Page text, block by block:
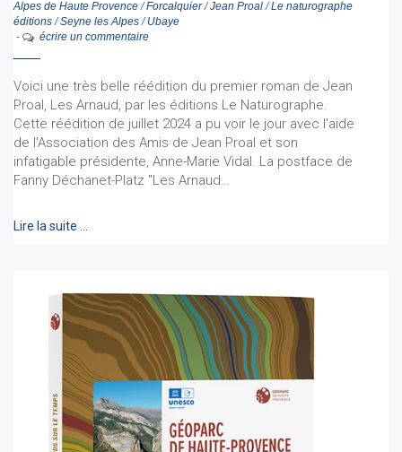
Alpes de Haute Provence/Forcalquier/Jean Proal/Le naturographe
éditions/Seyne les Alpes/ Ubaye
-
écrire un commentaire
Voici une très belle réédition du premier roman de Jean
Proal, Les Arnaud, par les éditions Le Naturographe.
Cette réédition de juillet 2024 a pu voir le jour avec l'aide
de l'Association des Amis de Jean Proal et son
infatigable présidente, Anne-Marie Vidal. La postface de
Fanny Déchanet-Platz "Les Arnaud…
Lire la suite …